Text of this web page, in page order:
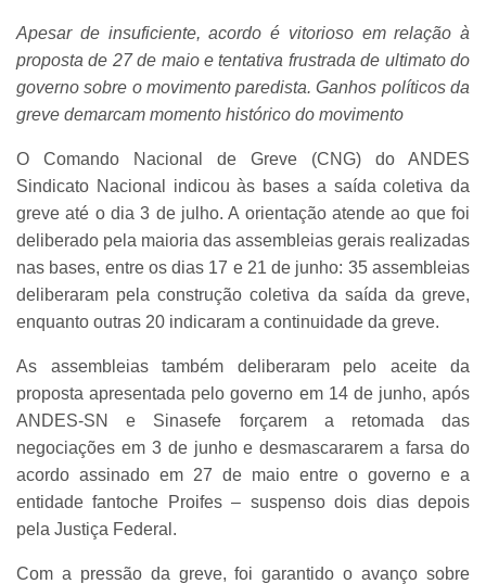
Apesar de insuficiente, acordo é vitorioso em relação à
proposta de 27 de maio e tentativa frustrada de ultimato do
governo sobre o movimento paredista. Ganhos políticos da
greve demarcam momento histórico do movimento
O Comando Nacional de Greve (CNG) do ANDES
Sindicato Nacional indicou às bases a saída coletiva da
greve até o dia 3 de julho. A orientação atende ao que foi
deliberado pela maioria das assembleias gerais realizadas
nas bases, entre os dias 17 e 21 de junho: 35 assembleias
deliberaram pela construção coletiva da saída da greve,
enquanto outras 20 indicaram a continuidade da greve.
As assembleias também deliberaram pelo aceite da
proposta apresentada pelo governo em 14 de junho, após
ANDES-SN e Sinasefe forçarem a retomada das
negociações em 3 de junho e desmascararem a farsa do
acordo assinado em 27 de maio entre o governo e a
entidade fantoche Proifes – suspenso dois dias depois
pela Justiça Federal.
Com a pressão da greve, foi garantido o avanço sobre